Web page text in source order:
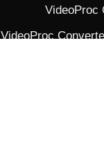
VideoProc
VideoProc